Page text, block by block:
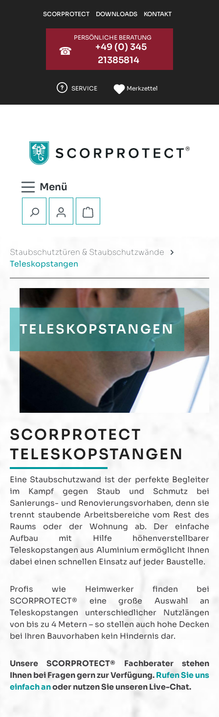
Zum Hauptinhalt springen
SCORPROTECT DOWNLOADS KONTAKT
☎
PERSÖNLICHE BERATUNG
+49 (0) 345
21385814
SERVICE Merkzettel
Warenkorb enthält 0
Staubschutztüren & Staubschutzwände
Teleskopstangen
TELESKOPSTANGEN
SCORPROTECT
TELESKOPSTANGEN
Eine Staubschutzwand ist der perfekte Begleiter
im Kampf gegen Staub und Schmutz bei
Sanierungs- und Renovierungsvorhaben, denn sie
trennt staubende Arbeitsbereiche vom Rest des
Raums oder der Wohnung ab. Der einfache
Aufbau mit Hilfe höhenverstellbarer
Teleskopstangen aus Aluminium ermöglicht Ihnen
dabei einen schnellen Einsatz auf jeder Baustelle.
Profis wie Heimwerker finden bei
SCORPROTECT® eine große Auswahl an
Teleskopstangen unterschiedlicher Nutzlängen
von bis zu 4 Metern – so stellen auch hohe Decken
bei Ihren Bauvorhaben kein Hindernis dar.
Unsere SCORPROTECT® Fachberater stehen
Ihnen bei Fragen gern zur Verfügung.Rufen Sie uns
einfach anoder nutzen Sie unseren Live-Chat.